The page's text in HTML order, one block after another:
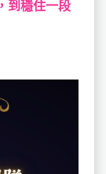
到穩住一段